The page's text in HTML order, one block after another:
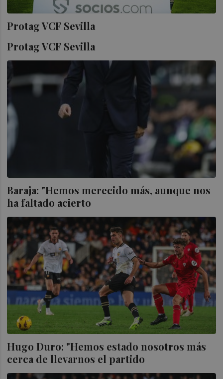
Protag VCF Sevilla
Protag VCF Sevilla
Baraja: "Hemos merecido más, aunque nos
ha faltado acierto
Hugo Duro: "Hemos estado nosotros más
cerca de llevarnos el partido